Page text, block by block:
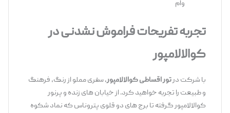
تجربه تفریحات فراموش‌نشدنی در
کوالالامپور
با شرکت درتور اقساطی کوالالامپور، سفری مملو از رنگ، فرهنگ
و طبیعت را تجربه خواهید کرد. از خیابان ‌های زنده و پرنور
کوالالامپور گرفته تا برج ‌های دو قلوی پتروناس که نماد شکوه